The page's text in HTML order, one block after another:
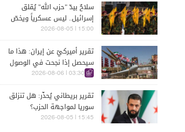
سلاحٌ بيدّ "حزب الله" يُقلق
إسرائيل.. ليس عسكرياً ويخصّ
الجنوب
15:00 | 2026-08-05
تقرير أميركيّ عن إيران: هذا ما
سيحصل إذا نجحت في الوصول
إلى هذه الدولة الآسيويّة
03:30 | 2026-08-06
تقرير بريطاني يُحذّر: هل تنزلق
سوريا لمواجهة الحزب؟
15:45 | 2026-08-05